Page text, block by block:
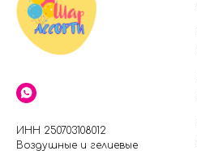
ИНН 250703108012
Воздушные и гелиевые